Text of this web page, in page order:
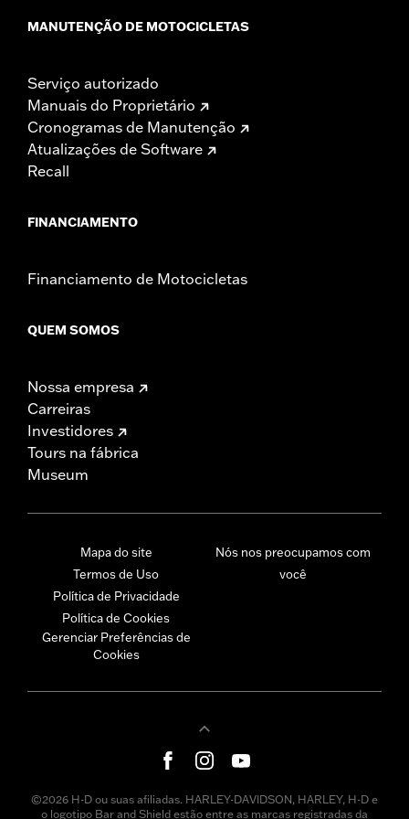
MANUTENÇÃO DE MOTOCICLETAS
Serviço autorizado
Manuais do Proprietário
Cronogramas de Manutenção
Atualizações de Software
Recall
FINANCIAMENTO
Financiamento de Motocicletas
QUEM SOMOS
Nossa empresa
Carreiras
Investidores
Tours na fábrica
Museum
Mapa do site
Termos de Uso
Política de Privacidade
Política de Cookies
Gerenciar Preferências de
Cookies
Nós nos preocupamos com
você
©2026 H-D ou suas afiliadas. HARLEY-DAVIDSON, HARLEY, H-D e
o logotipo Bar and Shield estão entre as marcas registradas da